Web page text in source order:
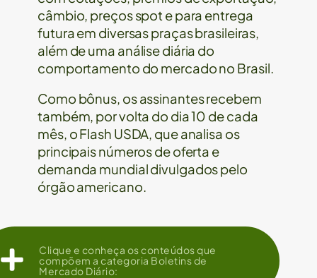
câmbio, preços spot e para entrega
futura em diversas praças brasileiras,
além de uma análise diária do
comportamento do mercado no Brasil.
Como bônus, os assinantes recebem
também, por volta do dia 10 de cada
mês, o Flash USDA, que analisa os
principais números de oferta e
demanda mundial divulgados pelo
órgão americano.
Clique e conheça os conteúdos que
compõem a categoria Boletins de
Mercado Diário: